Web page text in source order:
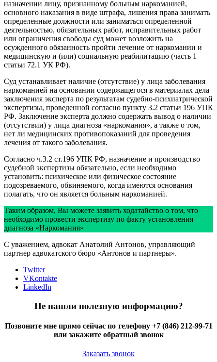
назначении лицу, признанному больным наркоманией,
основного наказания в виде штрафа, лишения права занимать
определенные должности или заниматься определенной
деятельностью, обязательных работ, исправительных работ
или ограничения свободы суд может возложить на
осужденного обязанность пройти лечение от наркомании и
медицинскую и (или) социальную реабилитацию (часть 1
статьи 72.1 УК РФ).
Суд устанавливает наличие (отсутствие) у лица заболевания
наркоманией на основании содержащегося в материалах дела
заключения эксперта по результатам судебно-психиатрической
экспертизы, проведенной согласно пункту 3.2 статьи 196 УПК
РФ. Заключение эксперта должно содержать вывод о наличии
(отсутствии) у лица диагноза «наркомания», а также о том,
нет ли медицинских противопоказаний для проведения
лечения от такого заболевания.
Согласно ч.3.2 ст.196 УПК РФ, назначение и производство
судебной экспертизы обязательно, если необходимо
установить: психическое или физическое состояние
подозреваемого, обвиняемого, когда имеются основания
полагать, что он является больным наркоманией.
Таким образом, Вы можете заявить ходатайство о том, что
необходимо провести экспертизу по факту установления
диагноза «Наркомания»
С уважением, адвокат Анатолий Антонов, управляющий
партнер адвокатского бюро «Антонов и партнеры».
Twitter
VKontakte
LinkedIn
Не нашли полезную информацию?
Позвоните мне прямо сейчас по телефону +7 (846) 212-99-71
или закажите обратный звонок
Заказать звонок